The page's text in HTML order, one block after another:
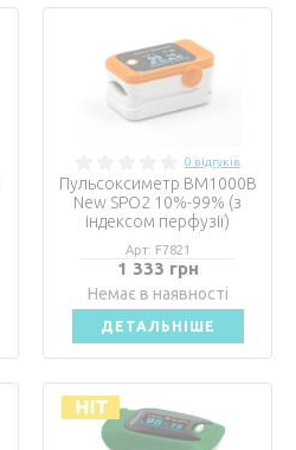
0 відгуків
Пульсоксиметр BM1000B
New SPO2 10%-99% (з
індексом перфузії)
Арт: F7821
1 333 грн
Немає в наявності
ДЕТАЛЬНІШЕ